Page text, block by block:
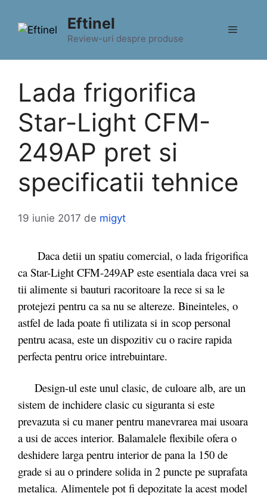
conținut
Eftinel
Review-uri despre produse
Meniu
Lada frigorifica
Star-Light CFM-
249AP pret si
specificatii tehnice
19 iunie 2017 de migyt
Daca detii un spatiu comercial, o lada frigorifica
ca Star-Light CFM-249AP este esentiala daca vrei sa
tii alimente si bauturi racoritoare la rece si sa le
protejezi pentru ca sa nu se altereze. Bineinteles, o
astfel de lada poate fi utilizata si in scop personal
pentru acasa, este un dispozitiv cu o racire rapida
perfecta pentru orice intrebuintare.
Design-ul este unul clasic, de culoare alb, are un
sistem de inchidere clasic cu siguranta si este
prevazuta si cu maner pentru manevrarea mai usoara
a usi de acces interior. Balamalele flexibile ofera o
deshidere larga pentru interior de pana la 150 de
grade si au o prindere solida in 2 puncte pe suprafata
metalica. Alimentele pot fi depozitate la acest model